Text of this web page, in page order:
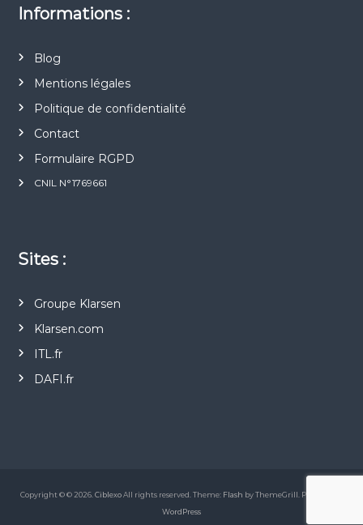
Informations :
Blog
Mentions légales
Politique de confidentialité
Contact
Formulaire RGPD
CNIL N°1769661
Sites :
Groupe Klarsen
Klarsen.com
ITL.fr
DAFI.fr
Copyright © © 2026. CiblexoAll rights reserved. Theme: Flash by ThemeGrill. Powered by
WordPress